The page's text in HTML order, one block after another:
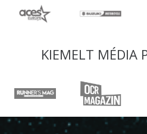
KIEMELT MÉDIA